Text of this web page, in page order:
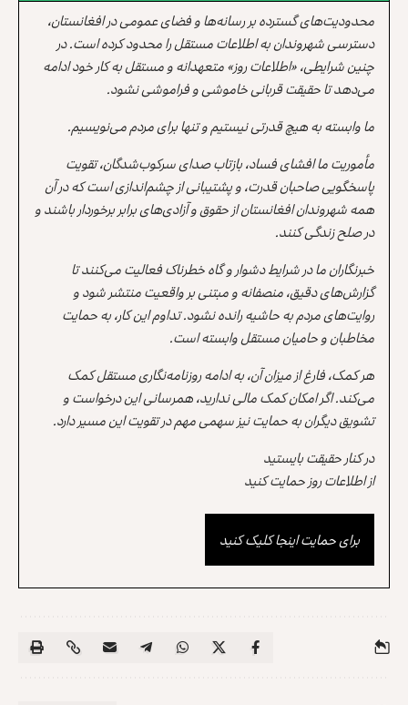
محدودیت‌های گسترده بر رسانه‌ها و فضای عمومی در افغانستان،
دسترسی شهروندان به اطلاعات مستقل را محدود کرده است. در
چنین شرایطی، «اطلاعات روز» متعهدانه و مستقل به کار خود ادامه
می‌دهد تا حقیقت قربانی خاموشی و فراموشی نشود.
ما وابسته به هیچ قدرتی نیستیم و تنها برای مردم می‌نویسیم.
مأموریت ما افشای فساد، بازتاب صدای سرکوب‌شدگان، تقویت
پاسخگویی صاحبان قدرت، و پشتیبانی از چشم‌اندازی است که در آن
همه شهروندان افغانستان از حقوق و آزادی‌های برابر برخوردار باشند و
در صلح زندگی کنند.
خبرنگاران ما در شرایط دشوار و گاه خطرناک فعالیت می‌کنند تا
گزارش‌های دقیق، منصفانه و مبتنی بر واقعیت منتشر شود و
روایت‌های مردم به حاشیه رانده نشود. تداوم این کار، به حمایت
مخاطبان و حامیان مستقل وابسته است.
هر کمک، فارغ از میزان آن، به ادامه روزنامه‌نگاری مستقل کمک
می‌کند. اگر امکان کمک مالی ندارید، همرسانی این درخواست و
تشویق دیگران به حمایت نیز سهمی مهم در تقویت این مسیر دارد.
در کنار حقیقت بایستید
از اطلاعات روز حمایت کنید
برای حمایت اینجا کلیک کنید